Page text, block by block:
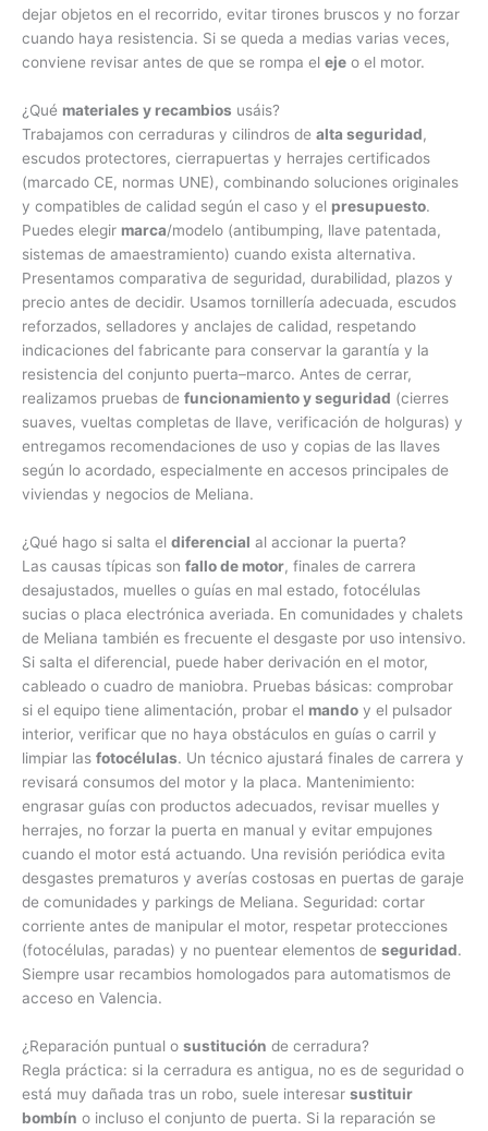
dejar objetos en el recorrido, evitar tirones bruscos y no forzar
cuando haya resistencia. Si se queda a medias varias veces,
conviene revisar antes de que se rompa el eje o el motor.
¿Qué materiales y recambios usáis?
Trabajamos con cerraduras y cilindros de alta seguridad,
escudos protectores, cierrapuertas y herrajes certificados
(marcado CE, normas UNE), combinando soluciones originales
y compatibles de calidad según el caso y el presupuesto.
Puedes elegir marca/modelo (antibumping, llave patentada,
sistemas de amaestramiento) cuando exista alternativa.
Presentamos comparativa de seguridad, durabilidad, plazos y
precio antes de decidir. Usamos tornillería adecuada, escudos
reforzados, selladores y anclajes de calidad, respetando
indicaciones del fabricante para conservar la garantía y la
resistencia del conjunto puerta–marco. Antes de cerrar,
realizamos pruebas de funcionamiento y seguridad (cierres
suaves, vueltas completas de llave, verificación de holguras) y
entregamos recomendaciones de uso y copias de las llaves
según lo acordado, especialmente en accesos principales de
viviendas y negocios de Meliana.
¿Qué hago si salta el diferencial al accionar la puerta?
Las causas típicas son fallo de motor, finales de carrera
desajustados, muelles o guías en mal estado, fotocélulas
sucias o placa electrónica averiada. En comunidades y chalets
de Meliana también es frecuente el desgaste por uso intensivo.
Si salta el diferencial, puede haber derivación en el motor,
cableado o cuadro de maniobra. Pruebas básicas: comprobar
si el equipo tiene alimentación, probar el mando y el pulsador
interior, verificar que no haya obstáculos en guías o carril y
limpiar las fotocélulas. Un técnico ajustará finales de carrera y
revisará consumos del motor y la placa. Mantenimiento:
engrasar guías con productos adecuados, revisar muelles y
herrajes, no forzar la puerta en manual y evitar empujones
cuando el motor está actuando. Una revisión periódica evita
desgastes prematuros y averías costosas en puertas de garaje
de comunidades y parkings de Meliana. Seguridad: cortar
corriente antes de manipular el motor, respetar protecciones
(fotocélulas, paradas) y no puentear elementos de seguridad.
Siempre usar recambios homologados para automatismos de
acceso en Valencia.
¿Reparación puntual o sustitución de cerradura?
Regla práctica: si la cerradura es antigua, no es de seguridad o
está muy dañada tras un robo, suele interesar sustituir
bombín o incluso el conjunto de puerta. Si la reparación se